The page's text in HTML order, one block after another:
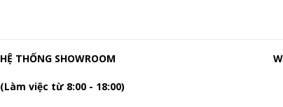
HỆ THỐNG SHOWROOM
(Làm việc từ 8:00 - 18:00)